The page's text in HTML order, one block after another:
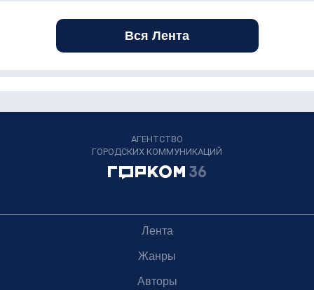
Вся Лента
АГЕНТСТВО
ГОРОДСКИХ КОММУНИКАЦИЙ
Лента
Жанры
Авторы